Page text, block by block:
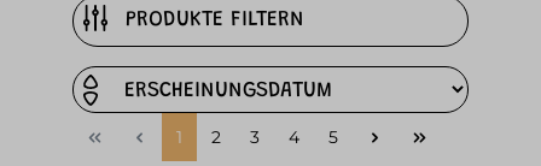
PRODUKTE FILTERN
1 2 3 4 5